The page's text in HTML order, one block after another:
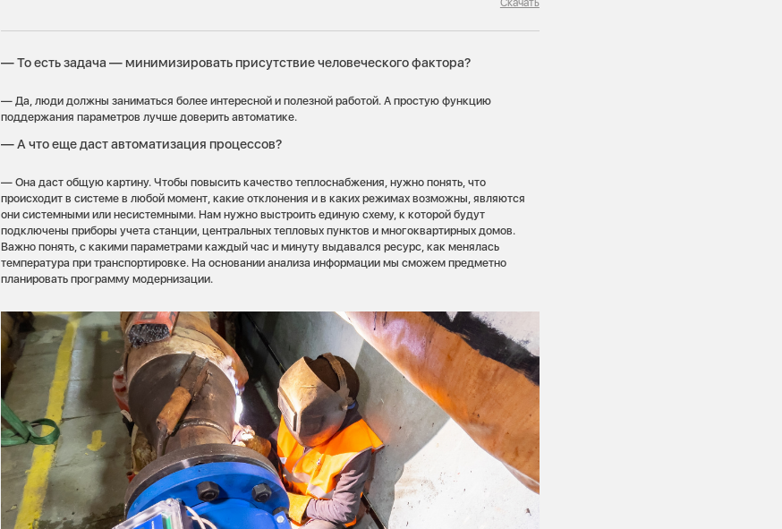
— То есть задача — минимизировать присутствие человеческого фактора?
— Да, люди должны заниматься более интересной и полезной работой. А простую функцию
поддержания параметров лучше доверить автоматике.
— А что еще даст автоматизация процессов?
— Она даст общую картину. Чтобы повысить качество теплоснабжения, нужно понять, что
происходит в системе в любой момент, какие отклонения и в каких режимах возможны, являются
они системными или несистемными. Нам нужно выстроить единую схему, к которой будут
подключены приборы учета станции, центральных тепловых пунктов и многоквартирных домов.
Важно понять, с какими параметрами каждый час и минуту выдавался ресурс, как менялась
температура при транспортировке. На основании анализа информации мы сможем предметно
планировать программу модернизации.